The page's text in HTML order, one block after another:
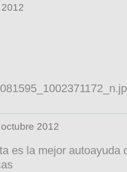
octubre 2012
es la mejor autoayuda